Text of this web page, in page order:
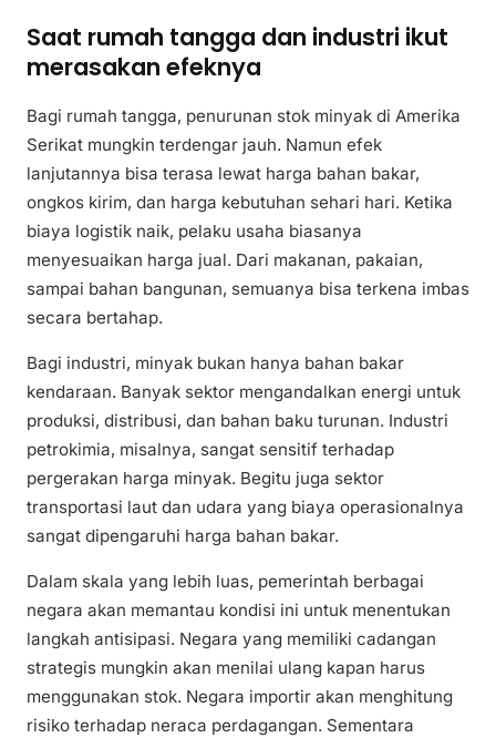
Saat rumah tangga dan industri ikut
merasakan efeknya
Bagi rumah tangga, penurunan stok minyak di Amerika
Serikat mungkin terdengar jauh. Namun efek
lanjutannya bisa terasa lewat harga bahan bakar,
ongkos kirim, dan harga kebutuhan sehari hari. Ketika
biaya logistik naik, pelaku usaha biasanya
menyesuaikan harga jual. Dari makanan, pakaian,
sampai bahan bangunan, semuanya bisa terkena imbas
secara bertahap.
Bagi industri, minyak bukan hanya bahan bakar
kendaraan. Banyak sektor mengandalkan energi untuk
produksi, distribusi, dan bahan baku turunan. Industri
petrokimia, misalnya, sangat sensitif terhadap
pergerakan harga minyak. Begitu juga sektor
transportasi laut dan udara yang biaya operasionalnya
sangat dipengaruhi harga bahan bakar.
Dalam skala yang lebih luas, pemerintah berbagai
negara akan memantau kondisi ini untuk menentukan
langkah antisipasi. Negara yang memiliki cadangan
strategis mungkin akan menilai ulang kapan harus
menggunakan stok. Negara importir akan menghitung
risiko terhadap neraca perdagangan. Sementara